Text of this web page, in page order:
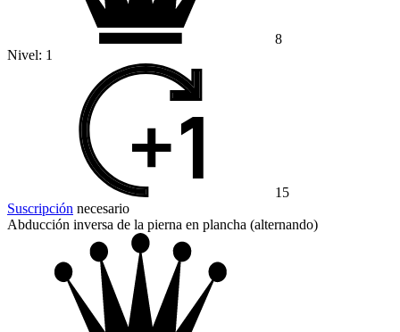
8
Nivel: 1
15
Suscripción necesario
Abducción inversa de la pierna en plancha (alternando)